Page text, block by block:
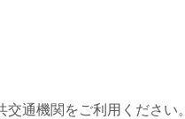
通機関をご利用ください